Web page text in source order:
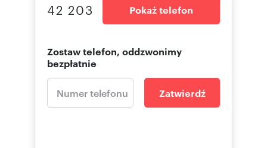
42 203 Pokaż telefon
Zostaw telefon, oddzwonimy
bezpłatnie
Zatwierdź